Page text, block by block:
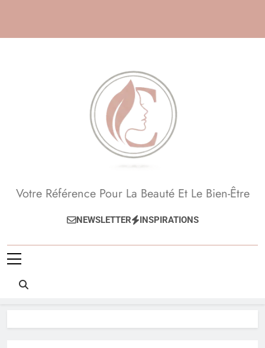
Beauté, Esthétique,
Anti-Âge
Votre Référence Pour La Beauté Et Le Bien-Être
NEWSLETTER INSPIRATIONS